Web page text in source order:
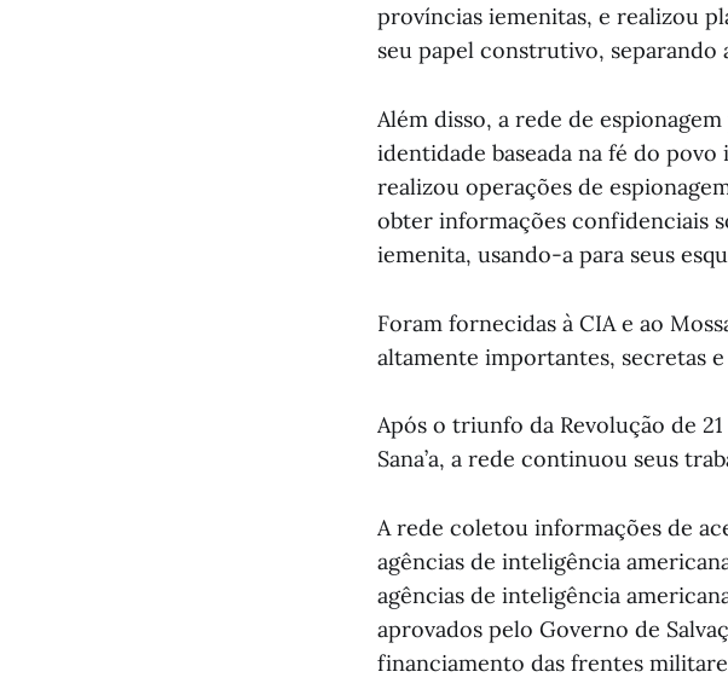
províncias iemenitas, e realizou
seu papel construtivo, separando
Além disso, a rede de
identidade baseada na fé do
realizou operações de
obter informações confidenciais
iemenita, usando-a para seus
Foram fornecidas à CIA e ao
altamente importantes, secretas
Após o triunfo da Revolução de
Sana’a, a rede continuou seus
A rede coletou informações de
agências de inteligência
agências de inteligência
aprovados pelo Governo de
financiamento das frentes